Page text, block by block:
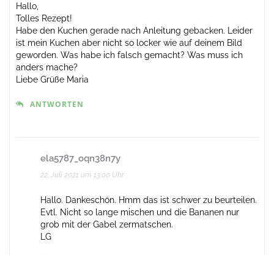
Hallo,
Tolles Rezept!
Habe den Kuchen gerade nach Anleitung gebacken. Leider
ist mein Kuchen aber nicht so locker wie auf deinem Bild
geworden. Was habe ich falsch gemacht? Was muss ich
anders mache?
Liebe Grüße Maria
ANTWORTEN
ela5787_oqn38n7y
22. Juli 2021 um 13:00 Uhr
Hallo. Dankeschön. Hmm das ist schwer zu beurteilen.
Evtl. Nicht so lange mischen und die Bananen nur
grob mit der Gabel zermatschen.
LG